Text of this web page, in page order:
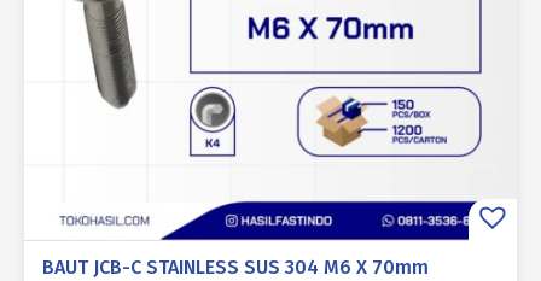
BAUT JCB-C STAINLESS SUS 304 M6 X 70mm